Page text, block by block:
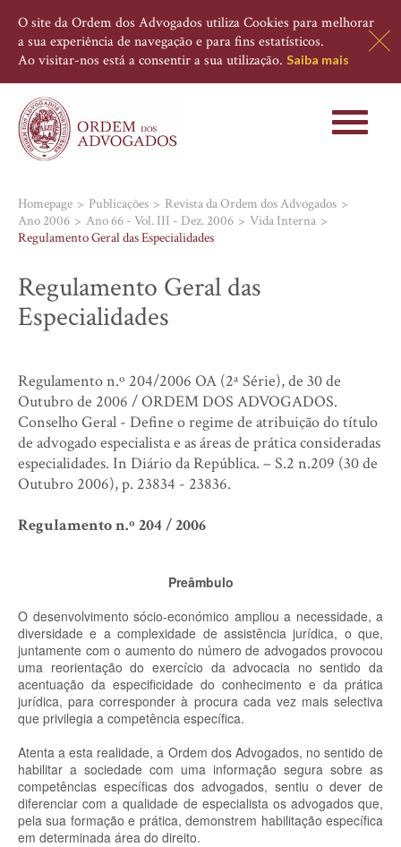
O site da Ordem dos Advogados utiliza Cookies para melhorar
a sua experiência de navegação e para fins estatísticos.
Ao visitar-nos está a consentir a sua utilização. Saiba mais
Toggle
Homepage Publicações
Revista da Ordem dos Advogados
Ano 2006
Ano 66 - Vol. III - Dez. 2006
Vida Interna
Regulamento Geral das Especialidades
Regulamento Geral das
Especialidades
Regulamento n.º 204/2006 OA (2ª Série), de 30 de
Outubro de 2006 / ORDEM DOS ADVOGADOS.
Conselho Geral - Define o regime de atribuição do título
de advogado especialista e as áreas de prática consideradas
especialidades. In Diário da República. – S.2 n.209 (30 de
Outubro 2006), p. 23834 - 23836.
Regulamento n.º 204 / 2006
Preâmbulo
O desenvolvimento sócio-económico ampliou a necessidade, a
diversidade e a complexidade de assistência jurídica, o que,
juntamente com o aumento do número de advogados provocou
uma reorientação do exercício da advocacia no sentido da
acentuação da especificidade do conhecimento e da prática
jurídica, para corresponder à procura cada vez mais selectiva
que privilegia a competência específica.
Atenta a esta realidade, a Ordem dos Advogados, no sentido de
habilitar a sociedade com uma informação segura sobre as
competências específicas dos advogados, sentiu o dever de
diferenciar com a qualidade de especialista os advogados que,
pela sua formação e prática, demonstrem habilitação específica
em determinada área do direito.